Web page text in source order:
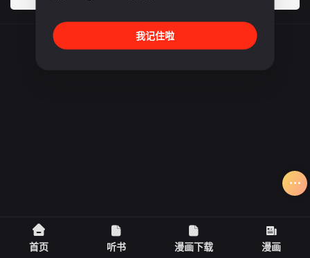
Baidu Google
SM
首页 听书 漫画下载 漫画
我记住啦